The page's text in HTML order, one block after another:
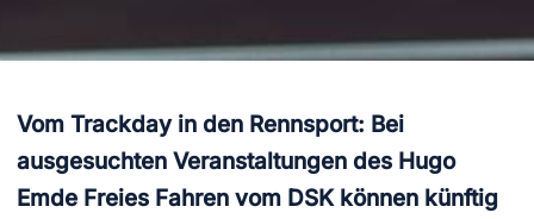
Vom Trackday in den Rennsport: Bei
ausgesuchten Veranstaltungen des Hugo
Emde Freies Fahren vom DSK können künftig